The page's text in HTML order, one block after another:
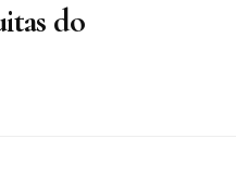
do